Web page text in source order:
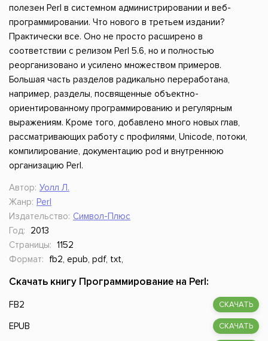
полезен Perl в системном администрировании и веб-
программировании. Что нового в третьем издании?
Практически все. Оно не просто расширено в
соответствии с релизом Perl 5.6, но и полностью
реорганизовано и усилено множеством примеров.
Большая часть разделов радикально переработана,
например, разделы, посвященные объектно-
ориентированному программированию и регулярным
выражениям. Кроме того, добавлено много новых глав,
рассматривающих работу с профилями, Unicode, потоки,
компилирование, документацию pod и внутреннюю
организацию Perl.
Автор: Уолл Л.
Жанр: Perl
Издательство: Символ-Плюс
Год:
2013
Страницы: 1152
Формат:
fb2, epub, pdf, txt,
Скачать книгу Программирование на Perl:
FB2 СКАЧАТЬ
EPUB СКАЧАТЬ